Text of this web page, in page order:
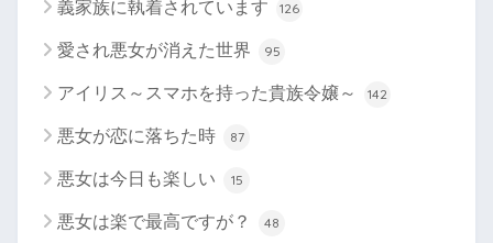
義家族に執着されています 126
愛され悪女が消えた世界 95
アイリス～スマホを持った貴族令嬢～ 142
悪女が恋に落ちた時 87
悪女は今日も楽しい 15
悪女は楽で最高ですが？ 48